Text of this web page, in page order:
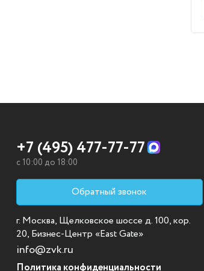
+7 (495) 477-77-77
c 10:00 до 18:00
Обратный звонок
г. Москва, Щелковское шоссе д. 100, кор.
20, Бизнес-Центр «East Gate»
info@zvk.ru
Политика конфиденциальности